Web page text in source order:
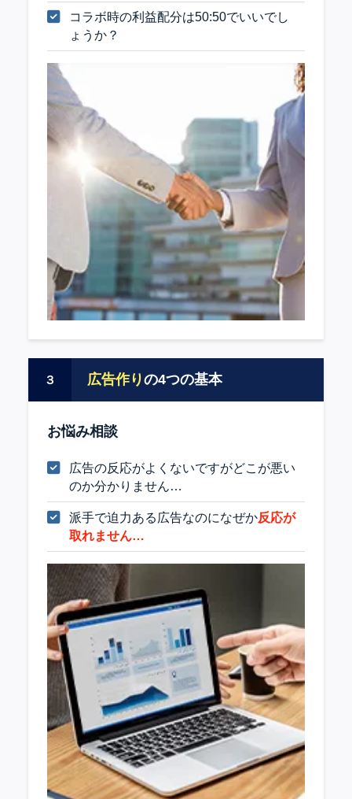
コラボ時の利益配分は50:50でいいでし
ょうか？
３ 広告作りの4つの基本
お悩み相談
広告の反応がよくないですがどこが悪い
のか分かりません…
派手で迫力ある広告なのになぜか反応が
取れません…